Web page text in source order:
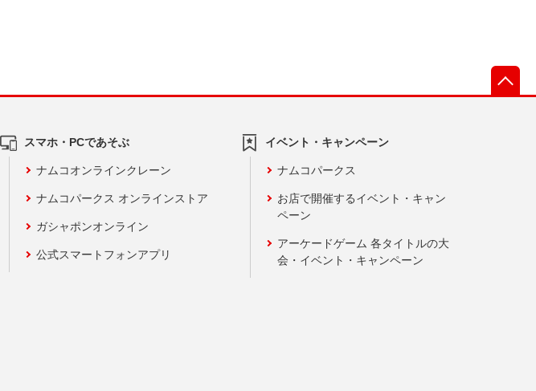
スマホ・PCであそぶ
ナムコオンラインクレーン
ナムコパークス オンラインストア
ガシャポンオンライン
公式スマートフォンアプリ
イベント・キャンペーン
ナムコパークス
お店で開催するイベント・キャン
ペーン
アーケードゲーム 各タイトルの大
会・イベント・キャンペーン